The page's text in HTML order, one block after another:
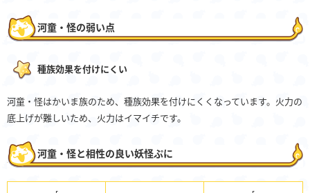
河童・怪の弱い点
種族効果を付けにくい
河童・怪はかいま族のため、種族効果を付けにくくなっています。火力の
底上げが難しいため、火力はイマイチです。
河童・怪と相性の良い妖怪ぷに